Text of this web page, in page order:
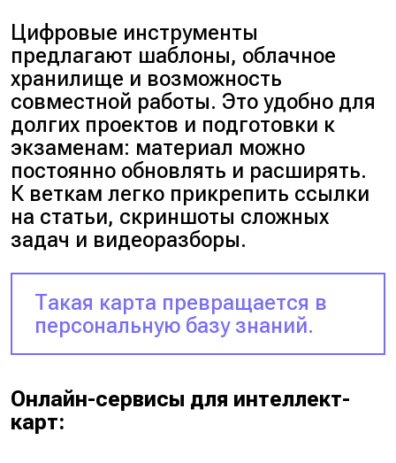
Цифровые инструменты
предлагают шаблоны, облачное
хранилище и возможность
совместной работы. Это удобно для
долгих проектов и подготовки к
экзаменам: материал можно
постоянно обновлять и расширять.
К веткам легко прикрепить ссылки
на статьи, скриншоты сложных
задач и видеоразборы.
Такая карта превращается в
персональную базу знаний.
Онлайн-сервисы для интеллект-
карт: